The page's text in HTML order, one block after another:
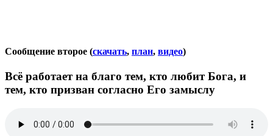
Сообщение второе (скачать, план, видео)
Всё работает на благо тем, кто любит Бога, и
тем, кто призван согласно Его замыслу